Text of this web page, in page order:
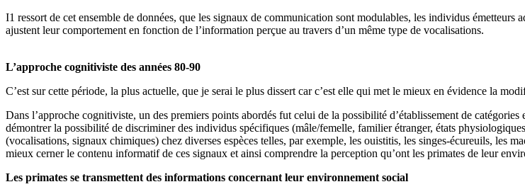
I1 ressort de cet ensemble de données, que les signaux de communication sont modulables, les individus
ajustent leur comportement en fonction de l’information perçue au travers d’un même type de vocalisations.
L’approche cognitiviste des années 80-90
C’est sur cette période, la plus actuelle, que je serai le plus dissert car c’est elle qui met le mieux en évidence la
Dans l’approche cognitiviste, un des premiers points abordés fut celui de la possibilité d’établissement de
démontrer la possibilité de discriminer des individus spécifiques (mâle/femelle, familier étranger, états
(vocalisations, signaux chimiques) chez diverses espèces telles, par exemple, les ouistitis, les singes-écureuils, les
mieux cerner le contenu informatif de ces signaux et ainsi comprendre la perception qu’ont les primates de leur
Les primates se transmettent des informations concernant leur environnement social